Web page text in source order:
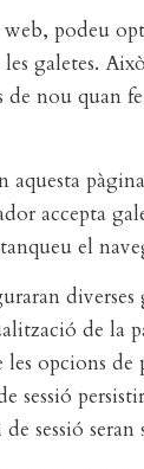
podeu
galetes.
de nou quan
accepta
el
de la
les opcions
sessió
sessió seran